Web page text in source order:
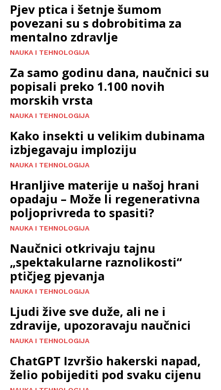
Pjev ptica i šetnje šumom
povezani su s dobrobitima za
mentalno zdravlje
NAUKA I TEHNOLOGIJA
Za samo godinu dana, naučnici su
popisali preko 1.100 novih
morskih vrsta
NAUKA I TEHNOLOGIJA
Kako insekti u velikim dubinama
izbjegavaju imploziju
NAUKA I TEHNOLOGIJA
Hranljive materije u našoj hrani
opadaju – Može li regenerativna
poljoprivreda to spasiti?
NAUKA I TEHNOLOGIJA
Naučnici otkrivaju tajnu
„spektakularne raznolikosti“
ptičjeg pjevanja
NAUKA I TEHNOLOGIJA
Ljudi žive sve duže, ali ne i
zdravije, upozoravaju naučnici
NAUKA I TEHNOLOGIJA
ChatGPT Izvršio hakerski napad,
želio pobijediti pod svaku cijenu